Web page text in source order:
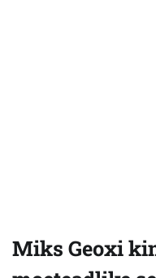
Miks Geoxi